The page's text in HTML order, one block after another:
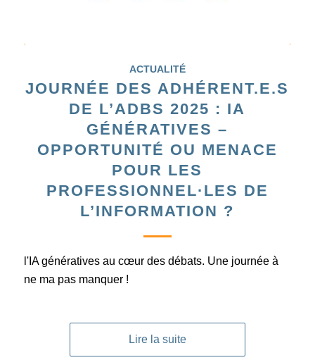
ACTUALITÉ
JOURNÉE DES ADHÉRENT.E.S
DE L’ADBS 2025 : IA
GÉNÉRATIVES –
OPPORTUNITÉ OU MENACE
POUR LES
PROFESSIONNEL·LES DE
L’INFORMATION ?
l'IA génératives au cœur des débats. Une journée à
ne ma pas manquer !
Lire la suite